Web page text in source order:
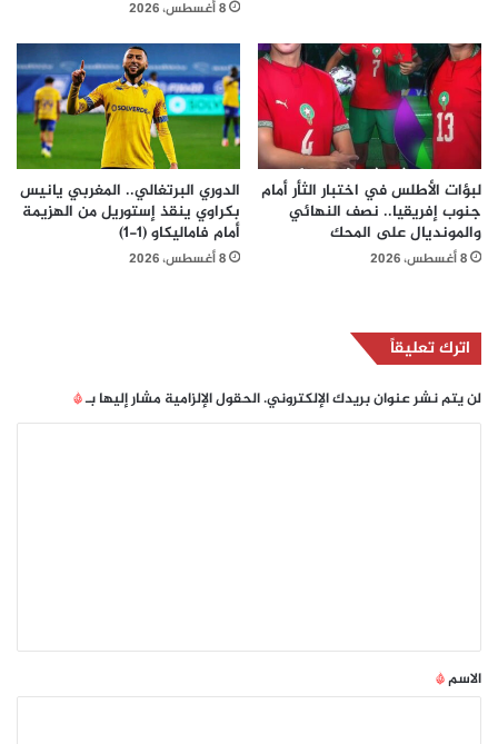
8 أغسطس، 2026
لبؤات الأطلس في اختبار الثأر أمام
جنوب إفريقيا.. نصف النهائي
والمونديال على المحك
8 أغسطس، 2026
الدوري البرتغالي.. المغربي يانيس
بكراوي ينقذ إستوريل من الهزيمة
أمام فاماليكاو (1-1)
8 أغسطس، 2026
اترك تعليقاً
لن يتم نشر عنوان بريدك الإلكتروني.الحقول الإلزامية مشار إليها بـ*
*
الاسم*